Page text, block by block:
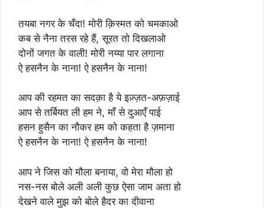
तयबा नगर के चँदा! मोरी क़िस्मत को चमकाओ
कब से नैना तरस रहे हैं, सूरत तो दिखलाओ
दोनों जगत के वाली! मोरी नय्या पार लगाना
ऐ हसनैन के नाना! ऐ हसनैन के नाना!
आप की रहमत का सदक़ा है ये इज़्ज़त-अफ़ज़ाई
आप से तर्बियत ली हम ने, माँ से दुआएँ पाई
हसन हुसैन का नौकर हम को कहता है ज़माना
ऐ हसनैन के नाना! ऐ हसनैन के नाना!
आप ने जिस को मौला बनाया, वो मेरा मौला हो
नस-नस बोले अली अली कुछ ऐसा जाम अता हो
देखने वाले मुझ को बोले हैदर का दीवाना